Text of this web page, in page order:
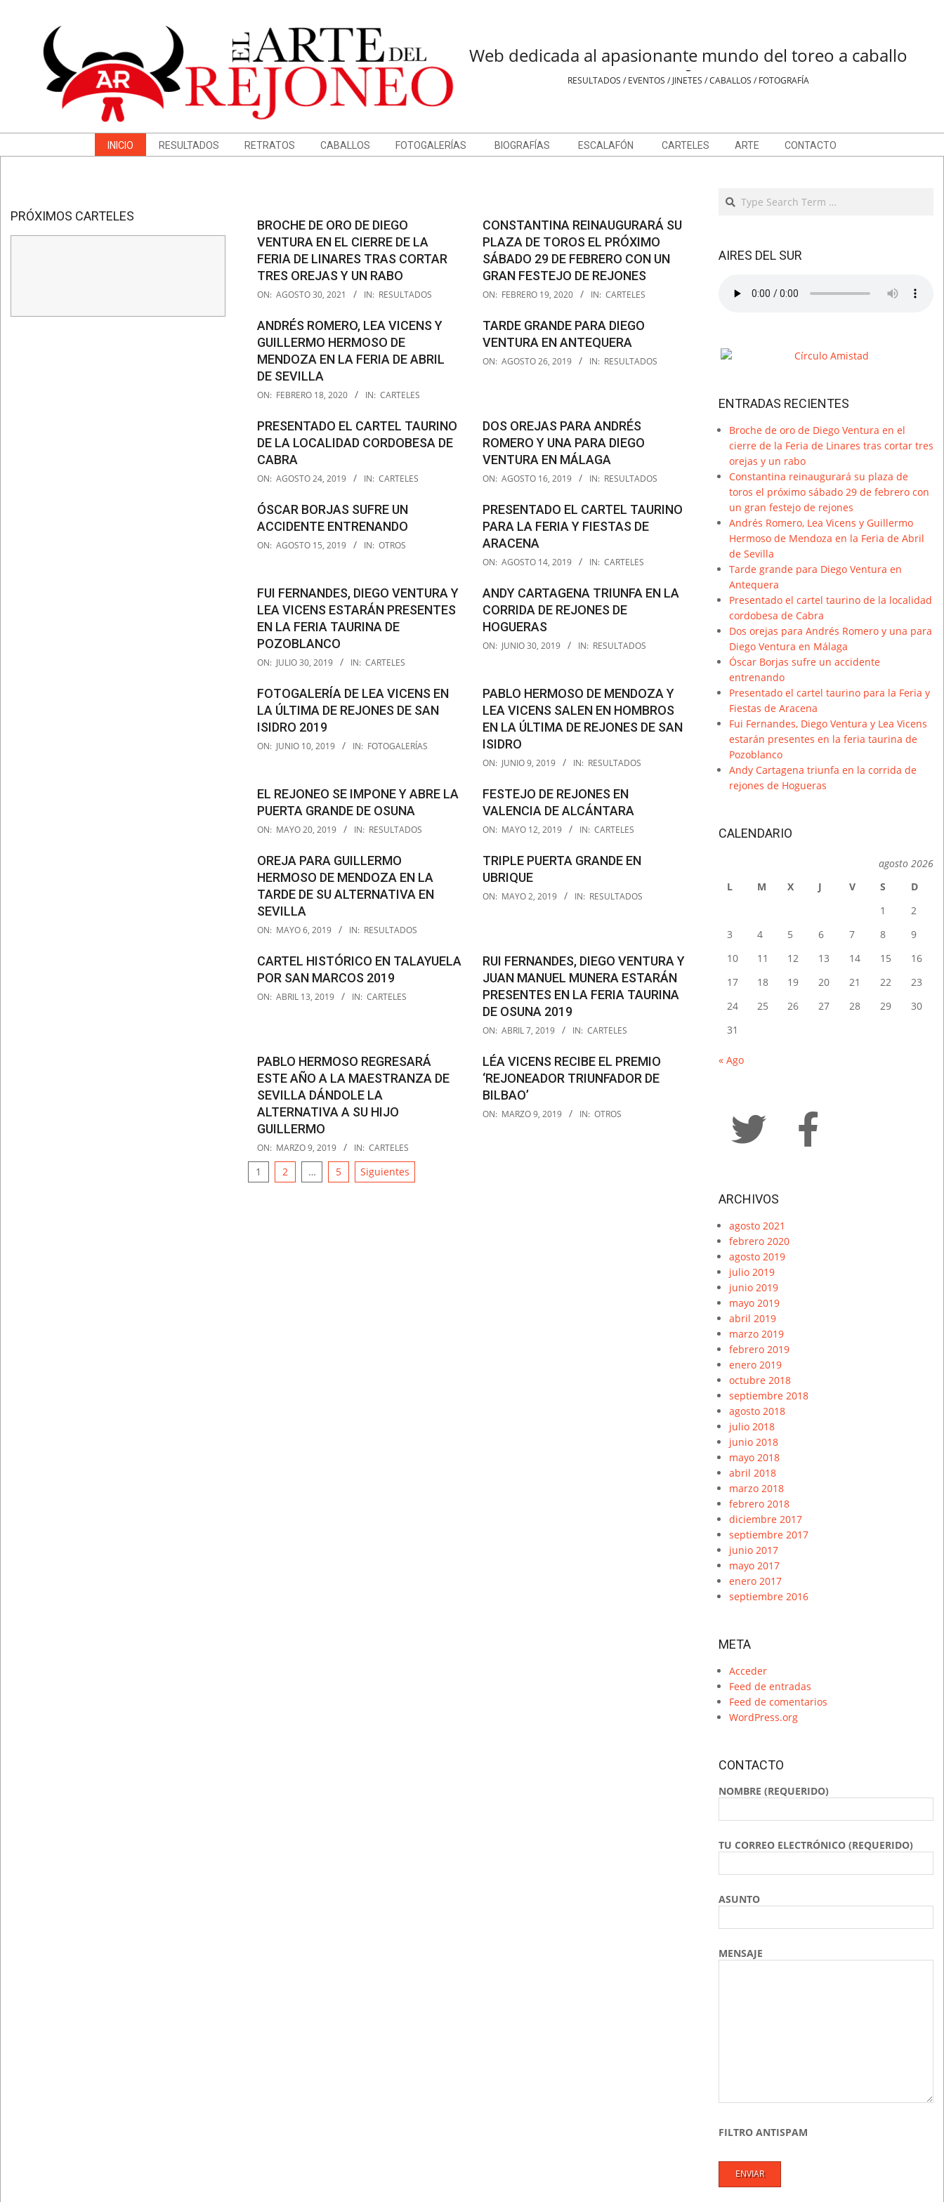
Web dedicada al apasionante mundo del toreo a caballo
-
RESULTADOS / EVENTOS / JINETES / CABALLOS / FOTOGRAFÍA
Menu
INICIO RESULTADOS RETRATOS CABALLOS FOTOGALERÍAS BIOGRAFÍAS ESCALAFÓN CARTELES ARTE CONTACTO
BROCHE DE ORO DE DIEGO
VENTURA EN EL CIERRE DE LA
FERIA DE LINARES TRAS CORTAR
TRES OREJAS Y UN RABO
2021-
30
ON: AGOSTO 30, 2021 IN: RESULTADOS
CONSTANTINA REINAUGURARÁ SU
PLAZA DE TOROS EL PRÓXIMO
SÁBADO 29 DE FEBRERO CON UN
GRAN FESTEJO DE REJONES
2020-
19
ON: FEBRERO 19, 2020 IN: CARTELES
ANDRÉS ROMERO, LEA VICENS Y
GUILLERMO HERMOSO DE
MENDOZA EN LA FERIA DE ABRIL
DE SEVILLA
2020-
18
ON: FEBRERO 18, 2020 IN: CARTELES
TARDE GRANDE PARA DIEGO
VENTURA EN ANTEQUERA
2019-
ON: AGOSTO 26, 2019 IN: RESULTADOS
PRESENTADO EL CARTEL TAURINO
DE LA LOCALIDAD CORDOBESA DE
CABRA
2019-
24
ON: AGOSTO 24, 2019 IN: CARTELES
DOS OREJAS PARA ANDRÉS
ROMERO Y UNA PARA DIEGO
VENTURA EN MÁLAGA
2019-
16
ON: AGOSTO 16, 2019 IN: RESULTADOS
ÓSCAR BORJAS SUFRE UN
ACCIDENTE ENTRENANDO
2019-
ON: AGOSTO 15, 2019 IN: OTROS
PRESENTADO EL CARTEL TAURINO
PARA LA FERIA Y FIESTAS DE
ARACENA
2019-
14
ON: AGOSTO 14, 2019 IN: CARTELES
FUI FERNANDES, DIEGO VENTURA Y
LEA VICENS ESTARÁN PRESENTES
EN LA FERIA TAURINA DE
POZOBLANCO
2019-
30
ON: JULIO 30, 2019 IN: CARTELES
ANDY CARTAGENA TRIUNFA EN LA
CORRIDA DE REJONES DE
HOGUERAS
2019-
ON: JUNIO 30, 2019 IN: RESULTADOS
FOTOGALERÍA DE LEA VICENS EN
LA ÚLTIMA DE REJONES DE SAN
ISIDRO 2019
2019-
ON: JUNIO 10, 2019 IN: FOTOGALERÍAS
PABLO HERMOSO DE MENDOZA Y
LEA VICENS SALEN EN HOMBROS
EN LA ÚLTIMA DE REJONES DE SAN
ISIDRO
2019-
09
ON: JUNIO 9, 2019 IN: RESULTADOS
EL REJONEO SE IMPONE Y ABRE LA
PUERTA GRANDE DE OSUNA
2019-
20
ON: MAYO 20, 2019 IN: RESULTADOS
FESTEJO DE REJONES EN
VALENCIA DE ALCÁNTARA
2019-
12
ON: MAYO 12, 2019 IN: CARTELES
OREJA PARA GUILLERMO
HERMOSO DE MENDOZA EN LA
TARDE DE SU ALTERNATIVA EN
SEVILLA
2019-
06
ON: MAYO 6, 2019 IN: RESULTADOS
TRIPLE PUERTA GRANDE EN
UBRIQUE
2019-
ON: MAYO 2, 2019 IN: RESULTADOS
CARTEL HISTÓRICO EN TALAYUELA
POR SAN MARCOS 2019
2019-
ON: ABRIL 13, 2019 IN: CARTELES
RUI FERNANDES, DIEGO VENTURA Y
JUAN MANUEL MUNERA ESTARÁN
PRESENTES EN LA FERIA TAURINA
DE OSUNA 2019
2019-
07
ON: ABRIL 7, 2019 IN: CARTELES
PABLO HERMOSO REGRESARÁ
ESTE AÑO A LA MAESTRANZA DE
SEVILLA DÁNDOLE LA
ALTERNATIVA A SU HIJO
GUILLERMO
2019-
03-
09
ON: MARZO 9, 2019 IN: CARTELES
LÉA VICENS RECIBE EL PREMIO
‘REJONEADOR TRIUNFADOR DE
BILBAO’
2019-
ON: MARZO 9, 2019 IN: OTROS
NAVEGACIÓN
1 2 … 5 Siguientes
PRÓXIMOS CARTELES
Search
AIRES DEL SUR
ENTRADAS RECIENTES
Broche de oro de Diego Ventura en el
cierre de la Feria de Linares tras cortar tres
orejas y un rabo
Constantina reinaugurará su plaza de
toros el próximo sábado 29 de febrero con
un gran festejo de rejones
Andrés Romero, Lea Vicens y Guillermo
Hermoso de Mendoza en la Feria de Abril
de Sevilla
Tarde grande para Diego Ventura en
Antequera
Presentado el cartel taurino de la localidad
cordobesa de Cabra
Dos orejas para Andrés Romero y una para
Diego Ventura en Málaga
Óscar Borjas sufre un accidente
entrenando
Presentado el cartel taurino para la Feria y
Fiestas de Aracena
Fui Fernandes, Diego Ventura y Lea Vicens
estarán presentes en la feria taurina de
Pozoblanco
Andy Cartagena triunfa en la corrida de
rejones de Hogueras
CALENDARIO
agosto 2026
L
M X J V S
D
1
2
3
4 5 6 7 8
9
10
11 12 13 14 15
16
17
18 19 20 21 22
23
24
25 26 27 28 29
30
31
« Ago
ARCHIVOS
agosto 2021
febrero 2020
agosto 2019
julio 2019
junio 2019
mayo 2019
abril 2019
marzo 2019
febrero 2019
enero 2019
octubre 2018
septiembre 2018
agosto 2018
julio 2018
junio 2018
mayo 2018
abril 2018
marzo 2018
febrero 2018
diciembre 2017
septiembre 2017
junio 2017
mayo 2017
enero 2017
septiembre 2016
META
Acceder
Feed de entradas
Feed de comentarios
WordPress.org
CONTACTO
NOMBRE (REQUERIDO)
TU CORREO ELECTRÓNICO (REQUERIDO)
ASUNTO
MENSAJE
FILTRO ANTISPAM